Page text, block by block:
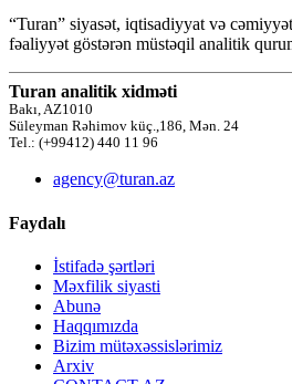
“Turan” siyasət, iqtisadiyyat və
fəaliyyət göstərən müstəqil analitik
Turan analitik xidməti
Bakı, AZ1010
Süleyman Rəhimov küç.,186, Mən. 24
Tel.: (+99412) 440 11 96
agency@turan.az
Faydalı
İstifadə şərtləri
Məxfilik siyasti
Abunə
Haqqımızda
Bizim mütəxəssislərimiz
Arxiv